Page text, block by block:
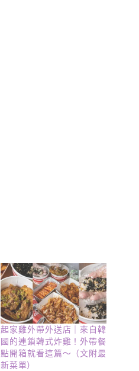
起家雞外帶外送店｜來自韓
國的連鎖韓式炸雞！外帶餐
點開箱就看這篇～（文附最
新菜單）